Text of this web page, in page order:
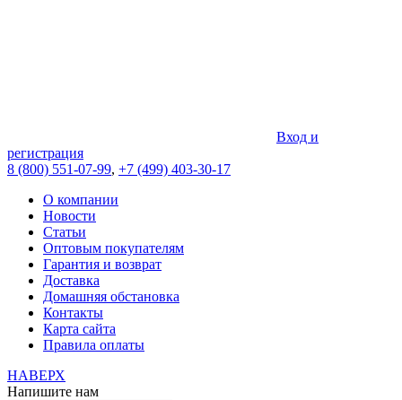
Вход и
регистрация
8 (800) 551-07-99, +7 (499) 403-30-17
О компании
Новости
Статьи
Оптовым покупателям
Гарантия и возврат
Доставка
Домашняя обстановка
Контакты
Карта сайта
Правила оплаты
НАВЕРХ
Напишите нам